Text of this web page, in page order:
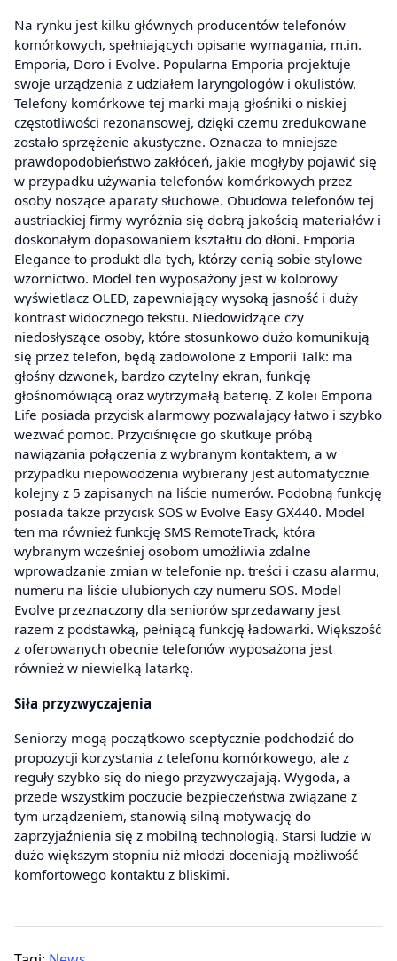
Na rynku jest kilku głównych producentów telefonów
komórkowych, spełniających opisane wymagania, m.in.
Emporia, Doro i Evolve. Popularna Emporia projektuje
swoje urządzenia z udziałem laryngologów i okulistów.
Telefony komórkowe tej marki mają głośniki o niskiej
częstotliwości rezonansowej, dzięki czemu zredukowane
zostało sprzężenie akustyczne. Oznacza to mniejsze
prawdopodobieństwo zakłóceń, jakie mogłyby pojawić się
w przypadku używania telefonów komórkowych przez
osoby noszące aparaty słuchowe. Obudowa telefonów tej
austriackiej firmy wyróżnia się dobrą jakością materiałów i
doskonałym dopasowaniem kształtu do dłoni. Emporia
Elegance to produkt dla tych, którzy cenią sobie stylowe
wzornictwo. Model ten wyposażony jest w kolorowy
wyświetlacz OLED, zapewniający wysoką jasność i duży
kontrast widocznego tekstu. Niedowidzące czy
niedosłyszące osoby, które stosunkowo dużo komunikują
się przez telefon, będą zadowolone z Emporii Talk: ma
głośny dzwonek, bardzo czytelny ekran, funkcję
głośnomówiącą oraz wytrzymałą baterię. Z kolei Emporia
Life posiada przycisk alarmowy pozwalający łatwo i szybko
wezwać pomoc. Przyciśnięcie go skutkuje próbą
nawiązania połączenia z wybranym kontaktem, a w
przypadku niepowodzenia wybierany jest automatycznie
kolejny z 5 zapisanych na liście numerów. Podobną funkcję
posiada także przycisk SOS w Evolve Easy GX440. Model
ten ma również funkcję SMS RemoteTrack, która
wybranym wcześniej osobom umożliwia zdalne
wprowadzanie zmian w telefonie np. treści i czasu alarmu,
numeru na liście ulubionych czy numeru SOS. Model
Evolve przeznaczony dla seniorów sprzedawany jest
razem z podstawką, pełniącą funkcję ładowarki. Większość
z oferowanych obecnie telefonów wyposażona jest
również w niewielką latarkę.
Siła przyzwyczajenia
Seniorzy mogą początkowo sceptycznie podchodzić do
propozycji korzystania z telefonu komórkowego, ale z
reguły szybko się do niego przyzwyczajają. Wygoda, a
przede wszystkim poczucie bezpieczeństwa związane z
tym urządzeniem, stanowią silną motywację do
zaprzyjaźnienia się z mobilną technologią. Starsi ludzie w
dużo większym stopniu niż młodzi doceniają możliwość
komfortowego kontaktu z bliskimi.